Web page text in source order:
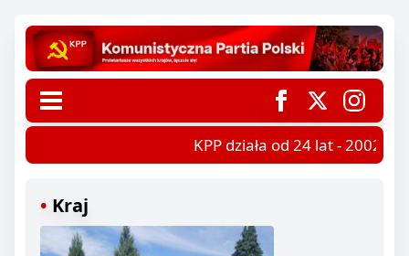
KPP działa od 24 lat - 2002-
Kraj